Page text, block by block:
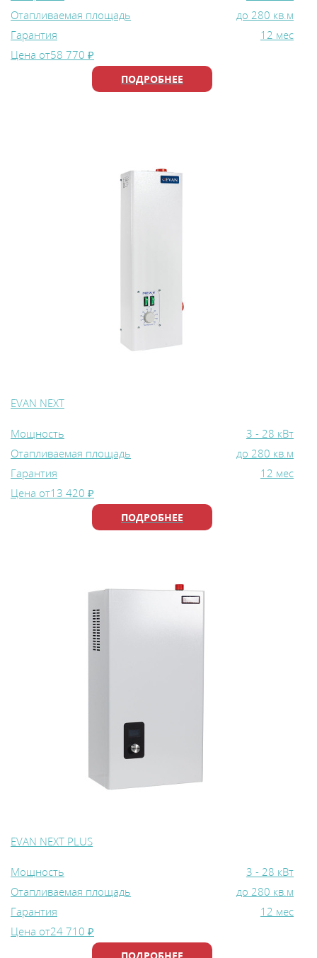
Отапливаемая площадь
до 280 кв.м
Гарантия
12 мес
Цена от58 770 ₽
ПОДРОБНЕЕ
EVAN NEXT
Мощность
3 - 28 кВт
Отапливаемая площадь
до 280 кв.м
Гарантия
12 мес
Цена от13 420 ₽
ПОДРОБНЕЕ
EVAN NEXT PLUS
Мощность
3 - 28 кВт
Отапливаемая площадь
до 280 кв.м
Гарантия
12 мес
Цена от24 710 ₽